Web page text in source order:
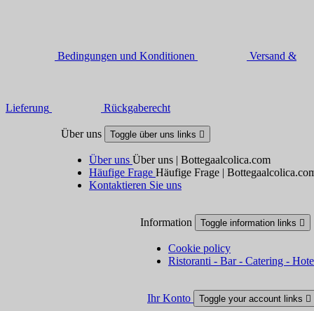
Bedingungen und Konditionen Versand &
Lieferung Rückgaberecht
Über uns Toggle über uns links 
Über uns Über uns | Bottegaalcolica.com
Häufige Frage Häufige Frage |
Kontaktieren Sie uns
Information Toggle information links 
Cookie policy
Ristoranti - Bar - Catering -
Ihr Konto Toggle your account links 